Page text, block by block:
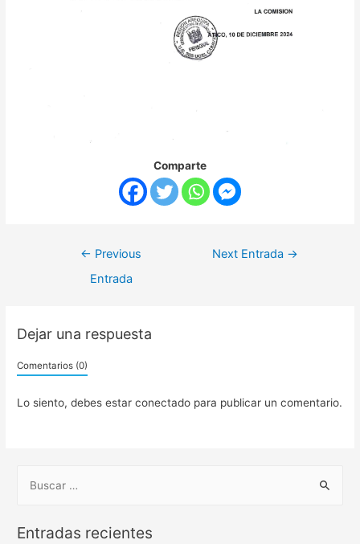
Comparte
← Previous
Entrada
Next Entrada →
Dejar una respuesta
Comentarios (0)
Lo siento, debes estarconectado para publicar un comentario.
Entradas recientes